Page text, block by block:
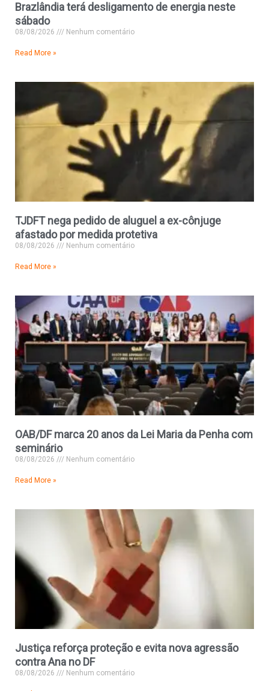
Brazlândia terá desligamento de energia neste
sábado
08/08/2026 Nenhum comentário
Read More »
TJDFT nega pedido de aluguel a ex-cônjuge
afastado por medida protetiva
08/08/2026 Nenhum comentário
Read More »
OAB/DF marca 20 anos da Lei Maria da Penha com
seminário
08/08/2026 Nenhum comentário
Read More »
Justiça reforça proteção e evita nova agressão
contra Ana no DF
08/08/2026 Nenhum comentário